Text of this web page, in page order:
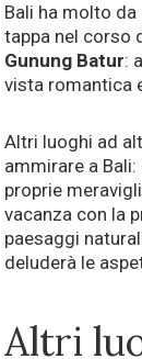
Bali ha molto
tappa nel corso
Gunung Batur:
vista romantica
Altri luoghi ad
ammirare a
proprie
vacanza con la
paesaggi
deluderà le
Altri